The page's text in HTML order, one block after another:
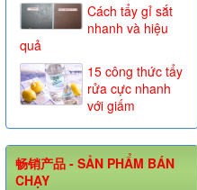
Cách tẩy gỉ sắt
nhanh và hiệu
quả
15 công thức tẩy
rửa cực nhanh
với giấm
畅销产品 - SẢN PHẨM BÁN
CHẠY